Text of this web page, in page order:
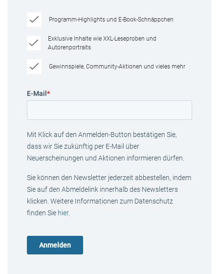
Programm-Highlights und E-Book-Schnäppchen
Exklusive Inhalte wie XXL-Leseproben und
Autorenportraits
Gewinnspiele, Community-Aktionen und vieles mehr
E-Mail *
Mit Klick auf den Anmelden-Button bestätigen Sie,
dass wir Sie zukünftig per E-Mail über
Neuerscheinungen und Aktionen informieren dürfen.
Sie können den Newsletter jederzeit abbestellen, indem
Sie auf den Abmeldelink innerhalb des Newsletters
klicken. Weitere Informationen zum Datenschutz
finden Sie hier.